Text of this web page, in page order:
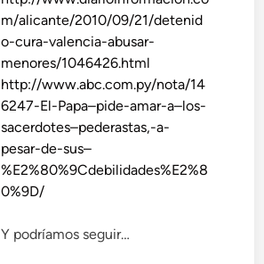
m/alicante/2010/09/21/detenid
o-cura-valencia-abusar-
menores/1046426.html
http://www.abc.com.py/nota/14
6247-El-Papa–pide-amar-a–los-
sacerdotes–pederastas,-a-
pesar-de-sus–
%E2%80%9Cdebilidades%E2%8
0%9D/
Y podríamos seguir…